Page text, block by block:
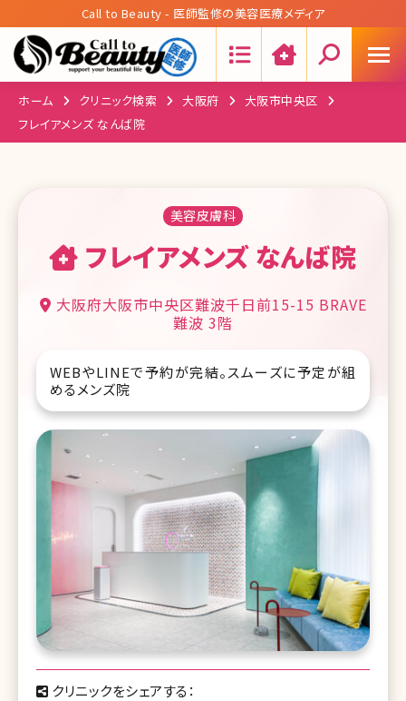
Call to Beauty - 医師監修の美容医療メディア
ホーム クリニック検索 大阪府
大阪市中央区
フレイアメンズ なんば院
美容皮膚科
フレイアメンズ なんば院
大阪府大阪市中央区難波千日前15-15 BRAVE
難波 3階
WEBやLINEで予約が完結。スムーズに予定が組
めるメンズ院
クリニックをシェアする：